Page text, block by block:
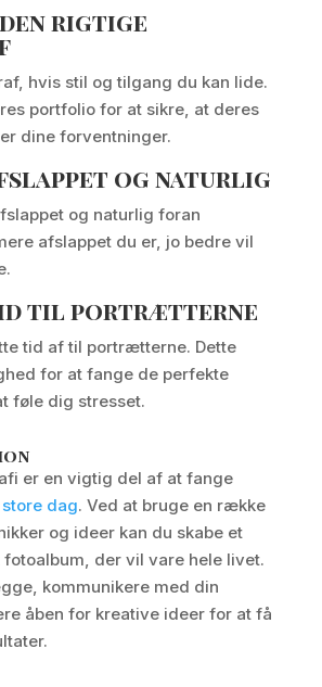
rigtige
hvis stil og tilgang du kan lide.
portfolio for at sikre, at deres
dine forventninger.
og naturlig
og naturlig foran
afslappet du er, jo bedre vil
til portrætterne
tid af til portrætterne. Dette
for at fange de perfekte
føle dig stresset.
er en vigtig del af at fange
dag. Ved at bruge en række
og ideer kan du skabe et
fotoalbum, der vil vare hele livet.
kommunikere med din
åben for kreative ideer for at få